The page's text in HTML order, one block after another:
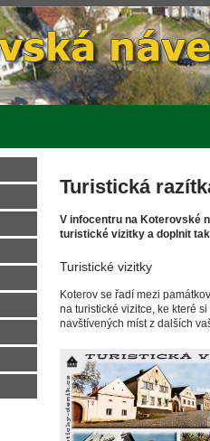
Turistická
V infocentru na Koterovské
turistické vizitky a doplnit
Turistické vizitky
Koterov se řadí mezi
na turistické vizitce, ke které
navštívených míst z dalších